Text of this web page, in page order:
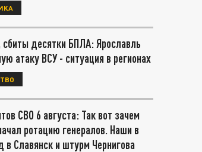
десятки БПЛА: Ярославль
атаку ВСУ - ситуация в регионах
СВО 6 августа: Так вот зачем
ротацию генералов. Наши в
в Славянск и штурм Чернигова